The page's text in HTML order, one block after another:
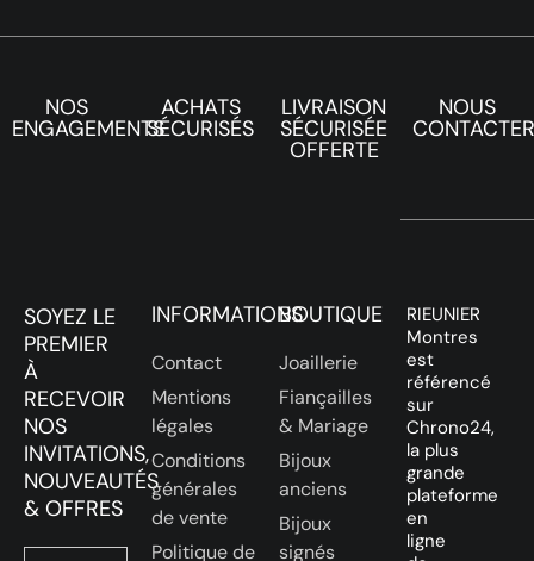
NOS
ENGAGEMENTS
ACHATS
SÉCURISÉS
LIVRAISON
SÉCURISÉE
OFFERTE
NOUS
CONTACTER
SOYEZ LE
PREMIER
À
RECEVOIR
NOS
INVITATIONS,
NOUVEAUTÉS
& OFFRES
INFORMATIONS
Contact
Mentions
légales
Conditions
générales
de vente
Politique de
BOUTIQUE
Joaillerie
Fiançailles
& Mariage
Bijoux
anciens
Bijoux
signés
RIEUNIER
Montres
est
référencé
sur
Chrono24,
la plus
grande
plateforme
en
ligne